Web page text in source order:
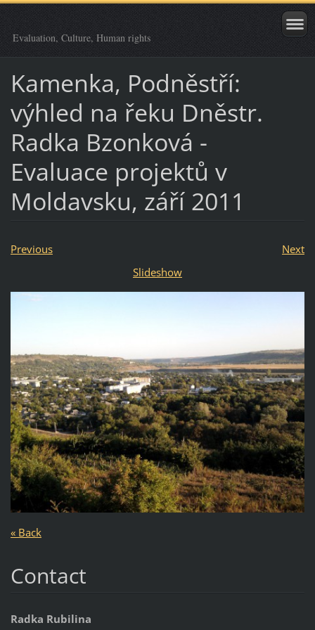
Evaluation, Culture, Human rights
Kamenka, Podněstří:
výhled na řeku Dněstr.
Radka Bzonková -
Evaluace projektů v
Moldavsku, září 2011
Previous
Next
Slideshow
« Back
Contact
Radka Rubilina